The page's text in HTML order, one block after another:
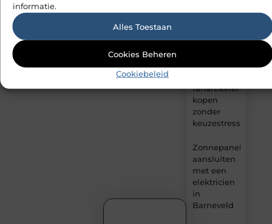
informatie.
Alles Toestaan
Cookies Beheren
Cookiebeleid
en
fanartikelen
kopen
zonder
keuzestress
Zonnepanelen
aansluiten
met een
elektricien
in
Barneveld